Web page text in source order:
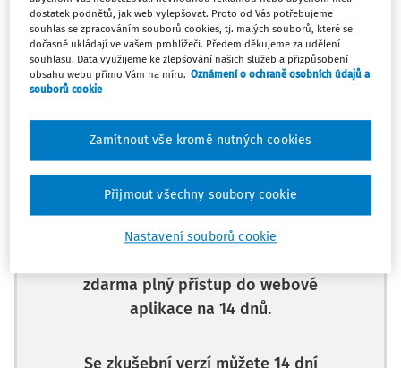
Máte předplatné? Přihlaste se.
Tento dokument je jen pro
předplatitele.
Nemáte předplatné? Nevadí!
Zaregistrujte se, zadejte telefonní
zdarma plný přístup do webové
aplikace na 14 dnů.
Se zkušební verzí můžete 14 dní
dostatek podnětů, jak web vylepšovat. Proto od Vás potřebujeme
souhlas se zpracováním souborů cookies, tj. malých souborů, které se
dočasně ukládají ve vašem prohlížeči. Předem děkujeme za udělení
souhlasu. Data využijeme ke zlepšování našich služeb a přizpůsobení
obsahu webu přímo Vám na míru. Oznámení o ochraně osobních údajů a
souborů cookie
Nastavení souborů cookie
Zamítnout vše kromě nutných cookies
Přijmout všechny soubory cookie